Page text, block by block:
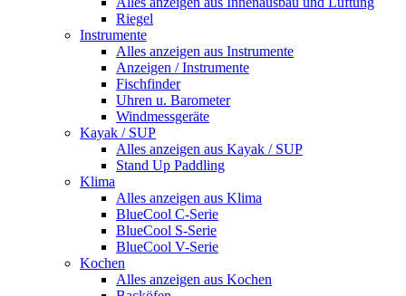
Riegel
Instrumente
Alles anzeigen aus Instrumente
Anzeigen / Instrumente
Fischfinder
Uhren u. Barometer
Windmessgeräte
Kayak / SUP
Alles anzeigen aus Kayak / SUP
Stand Up Paddling
Klima
Alles anzeigen aus Klima
BlueCool C-Serie
BlueCool S-Serie
BlueCool V-Serie
Kochen
Alles anzeigen aus Kochen